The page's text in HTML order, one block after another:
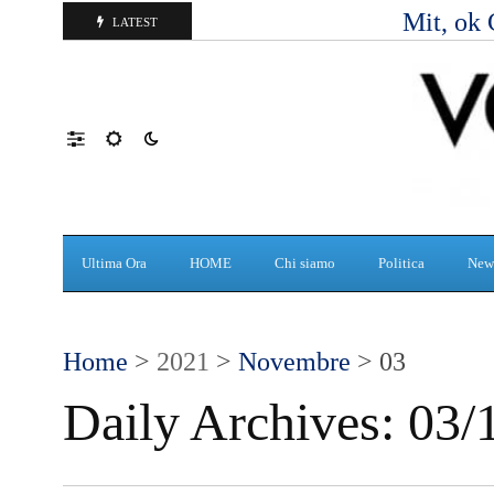
LATEST Mit, ok
Ultima Ora HOME Chi siamo Politica
Home > 2021 > Novembre > 03
Daily Archives: 03/